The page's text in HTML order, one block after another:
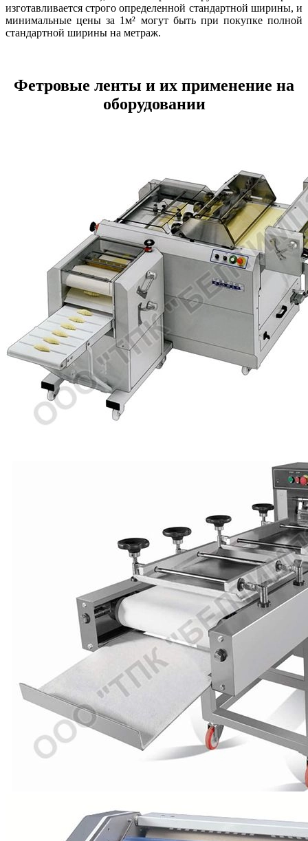
изготавливается строго определенной стандартной ширины, и
минимальные цены за 1м² могут быть при покупке полной
стандартной ширины на метраж.
Фетровые ленты и их применение на
оборудовании